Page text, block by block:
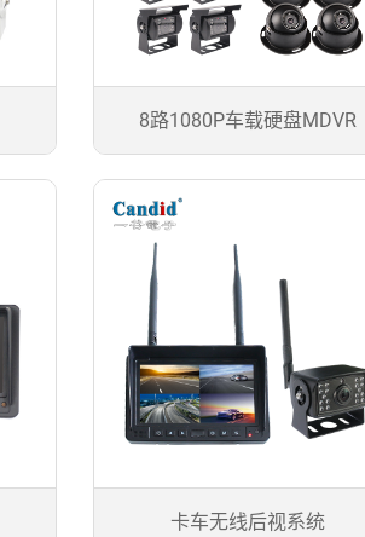
8路1080P车载硬盘MDVR
卡车无线后视系统